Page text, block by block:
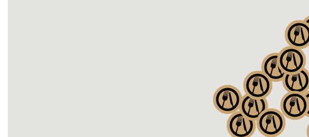
27
64
44
16
8
8
6
49
19
5